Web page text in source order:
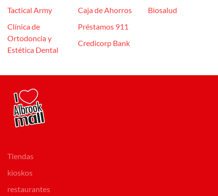
Tactical Army
Clínica de
Ortodoncia y
Estética Dental
Caja de Ahorros
Préstamos 911
Credicorp Bank
Biosalud
Tiendas
kioskos
restaurantes